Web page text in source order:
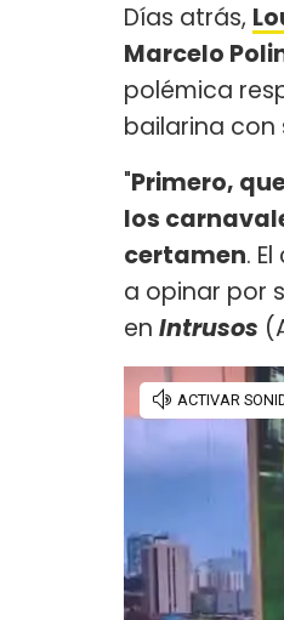
Días atrás,
Marcelo
polémica
bailarina con
"Primero,
los
certamen.
a opinar por
en Intrusos